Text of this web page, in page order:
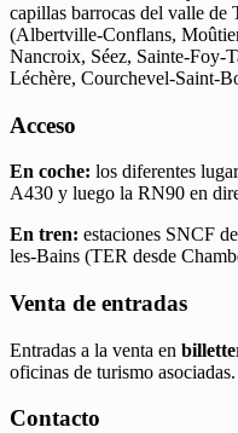
capillas barrocas del valle de
(Albertville-Conflans,
Nancroix, Séez, Sainte-Foy-
Léchère, Courchevel-Saint-
Acceso
En coche: los diferentes
A430 y luego la RN90 en
En tren: estaciones SNCF
les-Bains (TER desde
Venta de entradas
Entradas a la venta en
oficinas de turismo asociadas.
Contacto